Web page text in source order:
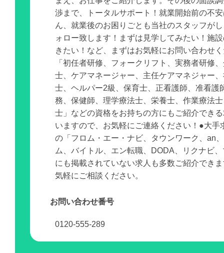
渉まで、トータルサポート！就業開始前の不
ん、就業後のお困りごとも当社のスタッフが
ォロー致します！まずは見学してみたい！施
きたい！など、まずはお気軽にお問い合わせ
「初任者研修、フォークリフト、実務者研修
士、ケアマネージャー、主任ケアマネジャー
士、ヘルパー2級、保育士、正看護師、准看護
務、保健師、理学療法士、栄養士、作業療法
士」などの資格をお持ちの方にもご紹介でき
いますので、お気軽にご連絡ください！●大手
の「フロム・エー・ナビ、タウンワーク、an
ム、バイトル、エン転職、DODA、リクナビ
にも掲載されていない求人も多数ご紹介でき
気軽にご相談ください。
お問い合わせ番号
0120-555-289